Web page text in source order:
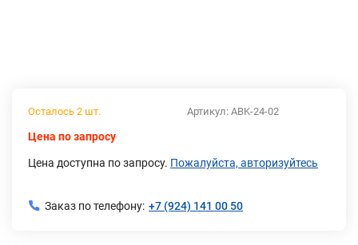
Артикул: ABK-24-02
Осталось 2 шт.
Цена по запросу
Цена доступна по запросу. Пожалуйста, авторизуйтесь
Заказ по телефону: +7 (924) 141 00 50